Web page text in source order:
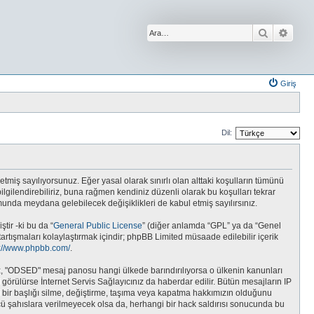
Ara
Giriş
Dil:
sayılıyorsunuz. Eğer yasal olarak sınırlı olan alttaki koşulların tümünü
buna rağmen kendiniz düzenli olarak bu koşulları tekrar
meydana gelebilecek değişiklikleri de kabul etmiş sayılırsınız.
-ki bu da “General Public License” (diğer anlamda “GPL” ya da “Genel
kolaylaştırmak içindir; phpBB Limited müsaade edilebilir içerik
www.phpbb.com/.
mesaj panosu hangi ülkede barındırılıyorsa o ülkenin kanunları
İnternet Servis Sağlayıcınız da haberdar edilir. Bütün mesajların IP
silme, değiştirme, taşıma veya kapatma hakkımızın olduğunu
verilmeyecek olsa da, herhangi bir hack saldırısı sonucunda bu